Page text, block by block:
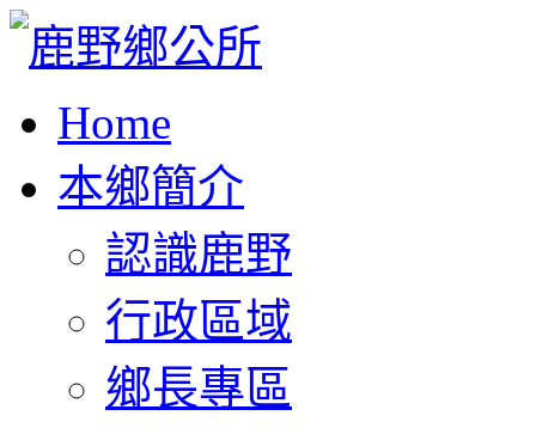
Home
本鄉簡介
認識鹿野
行政區域
鄉長專區